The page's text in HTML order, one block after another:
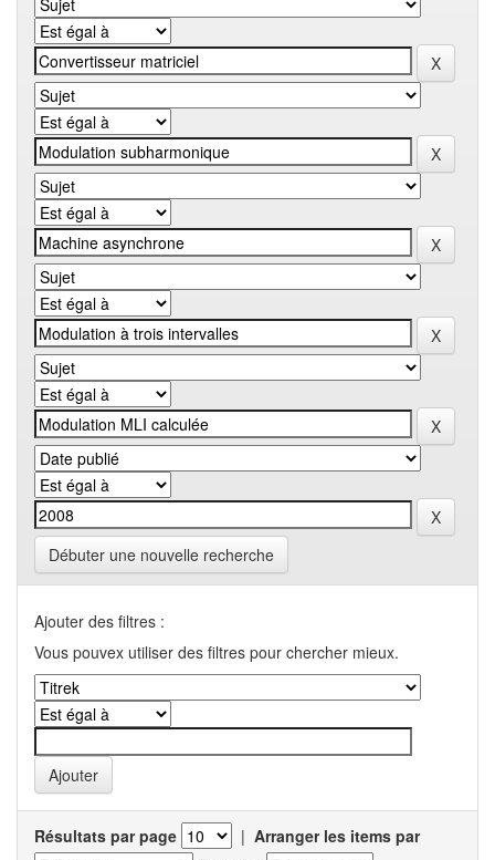
Débuter une nouvelle recherche
Ajouter des filtres :
Vous pouvex utiliser des filtres pour chercher mieux.
Résultats par page | Arranger les items par